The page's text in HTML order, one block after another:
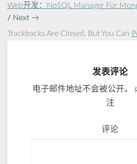
Web开发：NoSQL Manager For
/ Next →
Trackbacks Are Closed, But You Can
发表评论
电子邮件地址不会被公开。
注
评论